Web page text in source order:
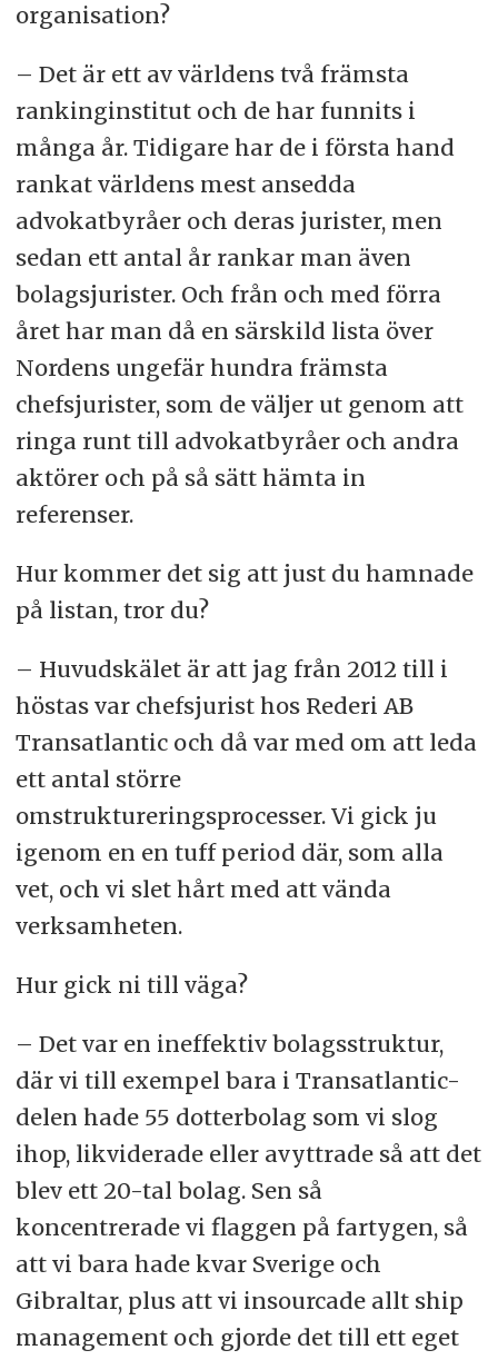
organisation?
– Det är ett av världens två främsta
rankinginstitut och de har funnits i
många år. Tidigare har de i första hand
rankat världens mest ansedda
advokatbyråer och deras jurister, men
sedan ett antal år rankar man även
bolagsjurister. Och från och med förra
året har man då en särskild lista över
Nordens ungefär hundra främsta
chefsjurister, som de väljer ut genom att
ringa runt till advokatbyråer och andra
aktörer och på så sätt hämta in
referenser.
Hur kommer det sig att just du hamnade
på listan, tror du?
– Huvudskälet är att jag från 2012 till i
höstas var chefsjurist hos Rederi AB
Transatlantic och då var med om att leda
ett antal större
omstruktureringsprocesser. Vi gick ju
igenom en en tuff period där, som alla
vet, och vi slet hårt med att vända
verksamheten.
Hur gick ni till väga?
– Det var en ineffektiv bolagsstruktur,
där vi till exempel bara i Transatlantic-
delen hade 55 dotterbolag som vi slog
ihop, likviderade eller avyttrade så att det
blev ett 20-tal bolag. Sen så
koncentrerade vi flaggen på fartygen, så
att vi bara hade kvar Sverige och
Gibraltar, plus att vi insourcade allt ship
management och gjorde det till ett eget